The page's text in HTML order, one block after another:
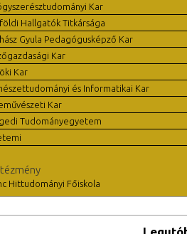
Kar
Hallgatók Titkársága
Gyula Pedagógusképző Kar
Kar
Kar
és Informatikai Kar
Kar
Tudományegyetem
Hittudományi Főiskola